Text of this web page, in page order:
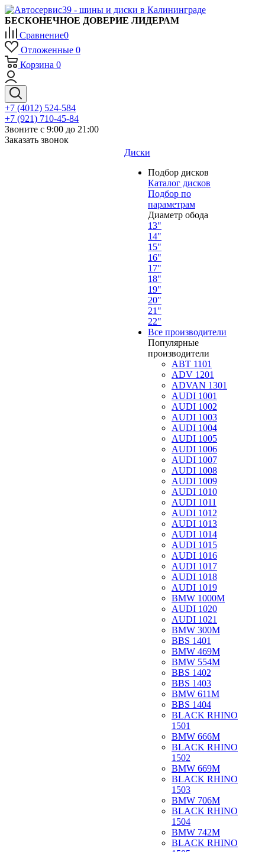
БЕСКОНЕЧНОЕ ДОВЕРИЕ ЛИДЕРАМ
Сравнение0
Отложенные 0
Корзина 0
+7 (4012) 524-584
+7 (921) 710-45-84
Звоните с 9:00 до 21:00
Заказать звонок
Диски
Подбор дисков
Каталог дисков
Подбор по
параметрам
Диаметр обода
13"
14"
15"
16"
17"
18"
19"
20"
21"
22"
Все производители
Популярные
производители
ABT 1101
ADV 1201
ADVAN 1301
AUDI 1001
AUDI 1002
AUDI 1003
AUDI 1004
AUDI 1005
AUDI 1006
AUDI 1007
AUDI 1008
AUDI 1009
AUDI 1010
AUDI 1011
AUDI 1012
AUDI 1013
AUDI 1014
AUDI 1015
AUDI 1016
AUDI 1017
AUDI 1018
AUDI 1019
BMW 1000M
AUDI 1020
AUDI 1021
BMW 300M
BBS 1401
BMW 469M
BMW 554M
BBS 1402
BBS 1403
BMW 611M
BBS 1404
BLACK RHINO
1501
BMW 666M
BLACK RHINO
1502
BMW 669M
BLACK RHINO
1503
BMW 706M
BLACK RHINO
1504
BMW 742M
BLACK RHINO